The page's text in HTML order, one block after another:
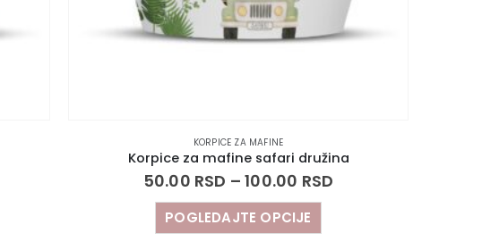
KORPICE ZA MAFINE
Korpice za mafine safari družina
50.00 RSD – 100.00 RSD
POGLEDAJTE OPCIJE